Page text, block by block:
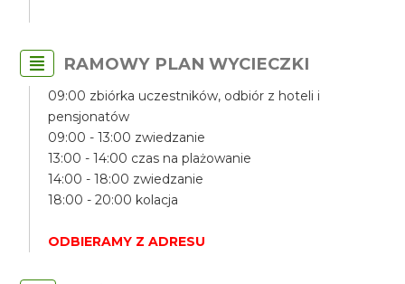
RAMOWY PLAN WYCIECZKI
09:00 zbiórka uczestników, odbiór z hoteli i
pensjonatów
09:00 - 13:00 zwiedzanie
13:00 - 14:00 czas na plażowanie
14:00 - 18:00 zwiedzanie
18:00 - 20:00 kolacja
ODBIERAMY Z ADRESU